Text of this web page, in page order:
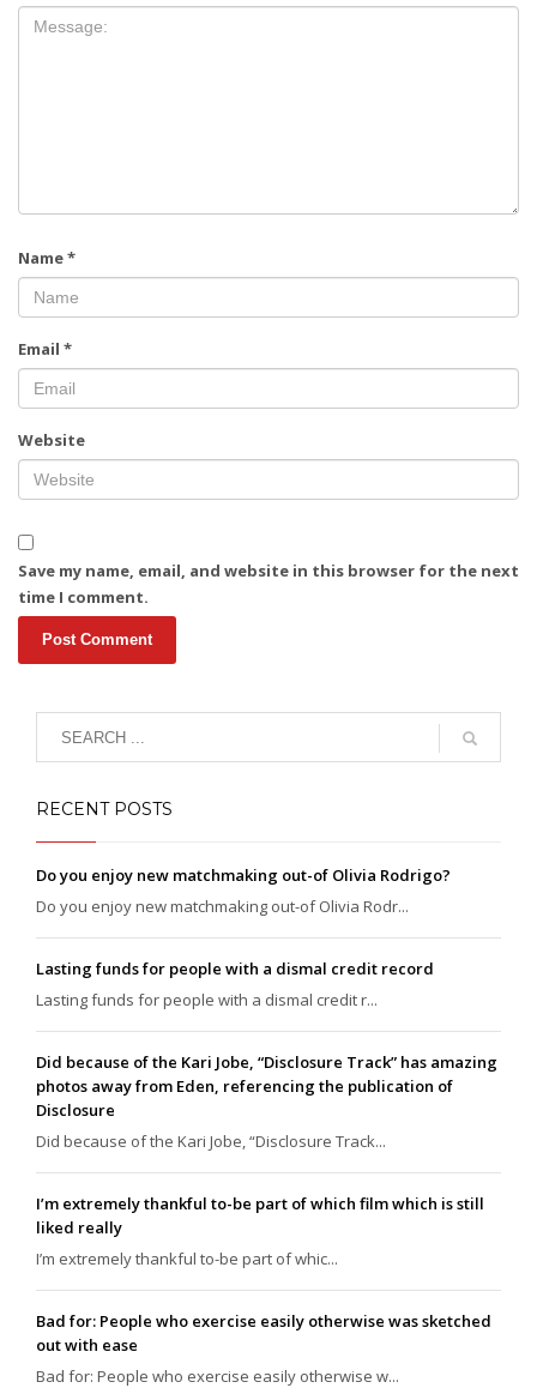
Name*
Email *
Website
Save my name, email, and website in this browser for the next
time I comment.
RECENT POSTS
Do you enjoy new matchmaking out-of Olivia Rodrigo?
Do you enjoy new matchmaking out-of Olivia Rodr...
Lasting funds for people with a dismal credit record
Lasting funds for people with a dismal credit r...
Did because of the Kari Jobe, “Disclosure Track” has amazing
photos away from Eden, referencing the publication of
Disclosure
Did because of the Kari Jobe, “Disclosure Track...
I’m extremely thankful to-be part of which film which is still
liked really
I’m extremely thankful to-be part of whic...
Bad for: People who exercise easily otherwise was sketched
out with ease
Bad for: People who exercise easily otherwise w...